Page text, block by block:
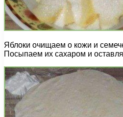
Яблоки очищаем о кожи и
Посыпаем их сахаром и